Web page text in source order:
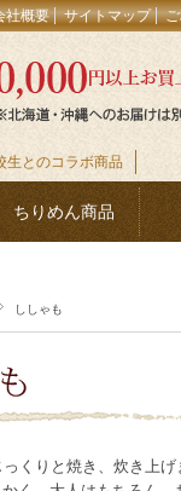
社概要 サイトマップ
生とのコラボ商品
ちりめん商品
ししゃも
くりと焼き、炊き上げ